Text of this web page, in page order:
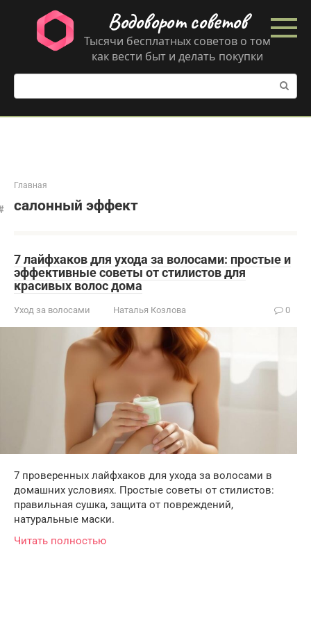
контенту
Водоворот советов
Тысячи бесплатных советов о том
как вести быт и делать покупки
Поиск:
Главная
салонный эффект
7 лайфхаков для ухода за волосами: простые и
эффективные советы от стилистов для
красивых волос дома
Уход за волосами Наталья Козлова 0
7 проверенных лайфхаков для ухода за волосами в
домашних условиях. Простые советы от стилистов:
правильная сушка, защита от повреждений,
натуральные маски.
Читать полностью